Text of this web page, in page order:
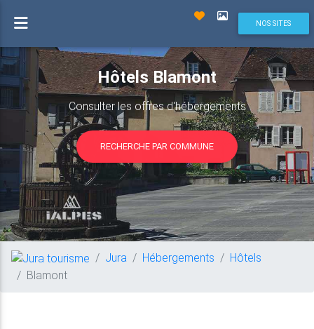
NOS SITES
Hôtels Blamont
Consulter les offres d'hébergements
RECHERCHE PAR COMMUNE
Jura Hébergements
Hôtels
Blamont